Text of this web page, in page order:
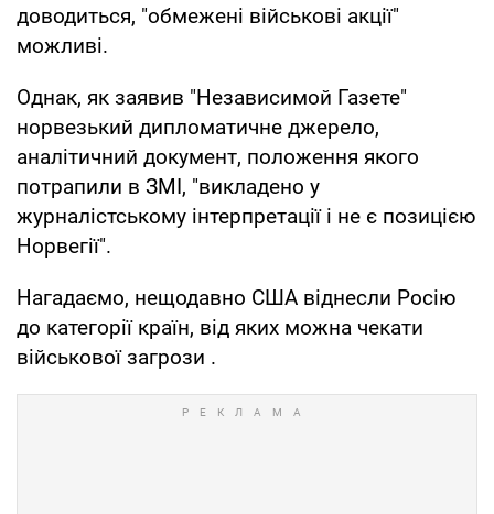
доводиться, "обмежені військові акції"
можливі.
Однак, як заявив "Независимой Газете"
норвезький дипломатичне джерело,
аналітичний документ, положення якого
потрапили в ЗМІ, "викладено у
журналістському інтерпретації і не є позицією
Норвегії".
Нагадаємо, нещодавно США віднесли Росію
до категорії країн, від яких можна чекати
військової загрози .